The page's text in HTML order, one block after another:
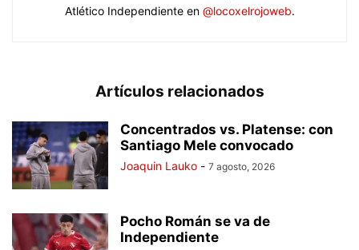
Atlético Independiente en @locoxelrojoweb.
Artículos relacionados
Concentrados vs. Platense: con
Santiago Mele convocado
Joaquin Lauko - 7 agosto, 2026
Pocho Román se va de
Independiente